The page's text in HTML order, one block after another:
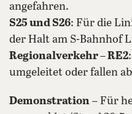
angefahren.
S25 und S26: Für die
der Halt am S-Bahnhof
Regionalverkehr–RE2
umgeleitet oder fallen
Demonstration – Für